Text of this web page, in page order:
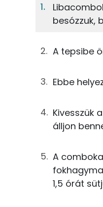
267g
4g só
5g
Összesen
besózzuk,
A tepsibe
Ebbe
Kivesszük
álljon
A
1,5 órát